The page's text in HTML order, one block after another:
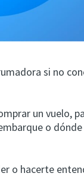
si no
un vuelo,
o
o hacerte